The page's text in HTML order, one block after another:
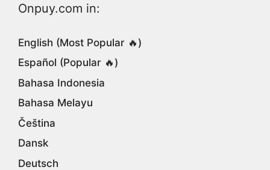
Onpuy.com in:
English (Most Popular 🔥)
Español (Popular 🔥)
Bahasa Indonesia
Bahasa Melayu
Čeština
Dansk
Deutsch